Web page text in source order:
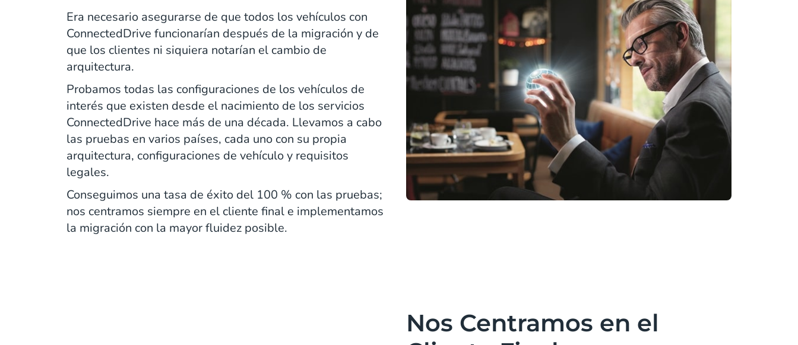
Era necesario asegurarse de que todos los vehículos con
ConnectedDrive funcionarían después de la migración y de
que los clientes ni siquiera notarían el cambio de
arquitectura.
Probamos todas las configuraciones de los vehículos de
interés que existen desde el nacimiento de los servicios
ConnectedDrive hace más de una década. Llevamos a cabo
las pruebas en varios países, cada uno con su propia
arquitectura, configuraciones de vehículo y requisitos
legales.
Conseguimos una tasa de éxito del 100 % con las pruebas;
nos centramos siempre en el cliente final e implementamos
la migración con la mayor fluidez posible.
Nos Centramos en el